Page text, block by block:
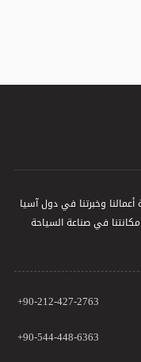
2001 من خلال شبكة أعمالنا وخبرتنا في دول آسيا
في صناعة السياحة
+90-212-427-2763
+90-544-448-6363